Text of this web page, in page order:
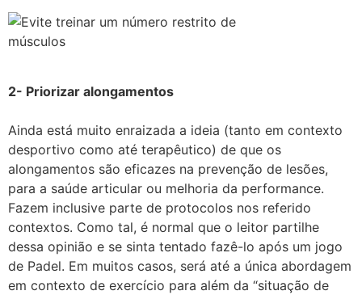
2- Priorizar alongamentos
Ainda está muito enraizada a ideia (tanto em contexto
desportivo como até terapêutico) de que os
alongamentos são eficazes na prevenção de lesões,
para a saúde articular ou melhoria da performance.
Fazem inclusive parte de protocolos nos referido
contextos. Como tal, é normal que o leitor partilhe
dessa opinião e se sinta tentado fazê-lo após um jogo
de Padel. Em muitos casos, será até a única abordagem
em contexto de exercício para além da “situação de